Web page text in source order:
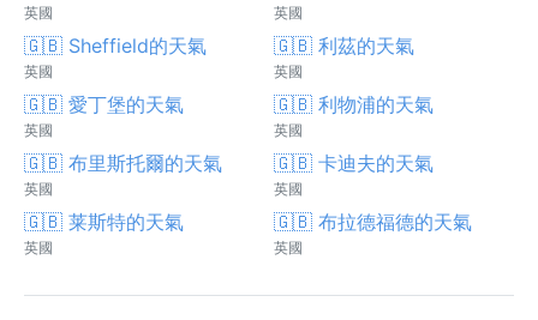
英國 英國
🇬🇧 Sheffield的天氣
英國
🇬🇧 利茲的天氣
英國
🇬🇧 愛丁堡的天氣
英國
🇬🇧 利物浦的天氣
英國
🇬🇧 布里斯托爾的天氣
英國
🇬🇧 卡迪夫的天氣
英國
🇬🇧 莱斯特的天氣
英國
🇬🇧 布拉德福德的天氣
英國